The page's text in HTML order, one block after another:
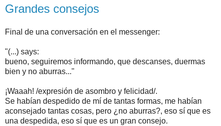
Grandes consejos
Final de una conversación en el messenger:
"(...) says:
bueno, seguiremos informando, que descanses, duermas
bien y no aburras..."
¡Waaah! /expresión de asombro y felicidad/.
Se habían despedido de mí de tantas formas, me habían
aconsejado tantas cosas, pero ¿no aburras?, eso sí que es
una despedida, eso sí que es un gran consejo.